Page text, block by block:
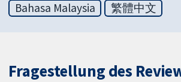
Bahasa Malaysia
繁體中文
Fragestellung des